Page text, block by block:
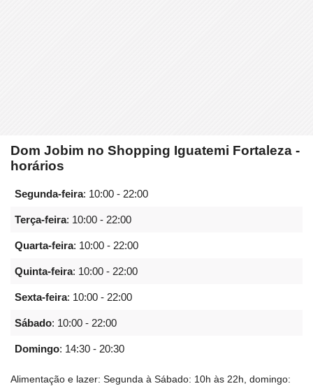
Dom Jobim no Shopping Iguatemi Fortaleza -
horários
Segunda-feira: 10:00 - 22:00
Terça-feira: 10:00 - 22:00
Quarta-feira: 10:00 - 22:00
Quinta-feira: 10:00 - 22:00
Sexta-feira: 10:00 - 22:00
Sábado: 10:00 - 22:00
Domingo: 14:30 - 20:30
Alimentação e lazer: Segunda à Sábado: 10h às 22h, domingo: